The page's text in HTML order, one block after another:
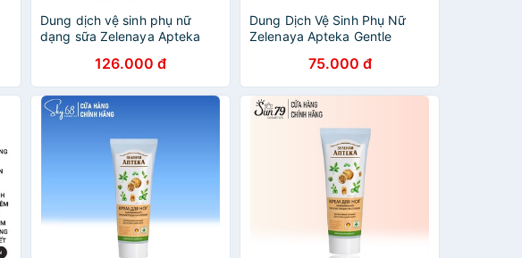
Dung dịch vệ sinh phụ nữ
dạng sữa Zelenaya Apteka
Mộc 370ml - TN192
126.000 đ
Dung Dịch Vệ Sinh Phụ Nữ
Zelenaya Apteka Gentle
CÚC Dạng GEL dành cho DA
NHẠY CẢM 370ml
75.000 đ